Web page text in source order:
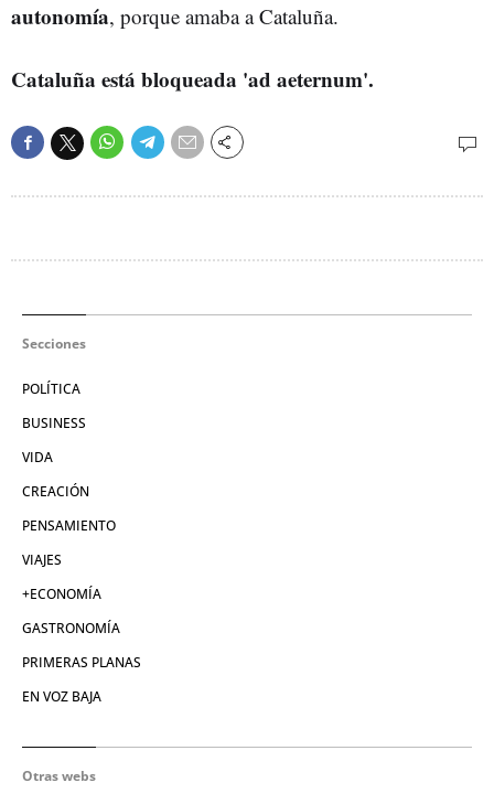
autonomía, porque amaba a Cataluña.
Cataluña está bloqueada 'ad aeternum'.
Secciones
POLÍTICA
BUSINESS
VIDA
CREACIÓN
PENSAMIENTO
VIAJES
+ECONOMÍA
GASTRONOMÍA
PRIMERAS PLANAS
EN VOZ BAJA
Otras webs